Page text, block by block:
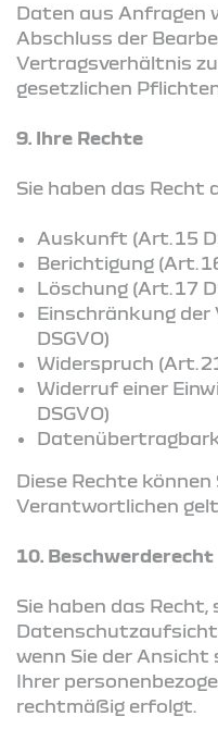
Daten aus Anfragen
Abschluss der
Vertragsverhältnis
gesetzlichen
9. Ihre Rechte
Sie haben das Recht
Auskunft (Art. 15
Berichtigung (Art.
Löschung (Art. 17
Einschränkung der
DSGVO)
Widerspruch (Art.
Widerruf einer
DSGVO)
Diese Rechte können
Verantwortlichen
10. Beschwerderecht
Sie haben das
wenn Sie der Ansicht
Ihrer
rechtmäßig erfolgt.